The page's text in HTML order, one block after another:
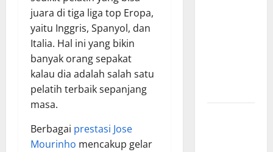
juara di tiga liga top Eropa,
yaitu Inggris, Spanyol, dan
Italia. Hal ini yang bikin
banyak orang sepakat
kalau dia adalah salah satu
pelatih terbaik sepanjang
masa.
Berbagai prestasi Jose
Mourinho mencakup gelar